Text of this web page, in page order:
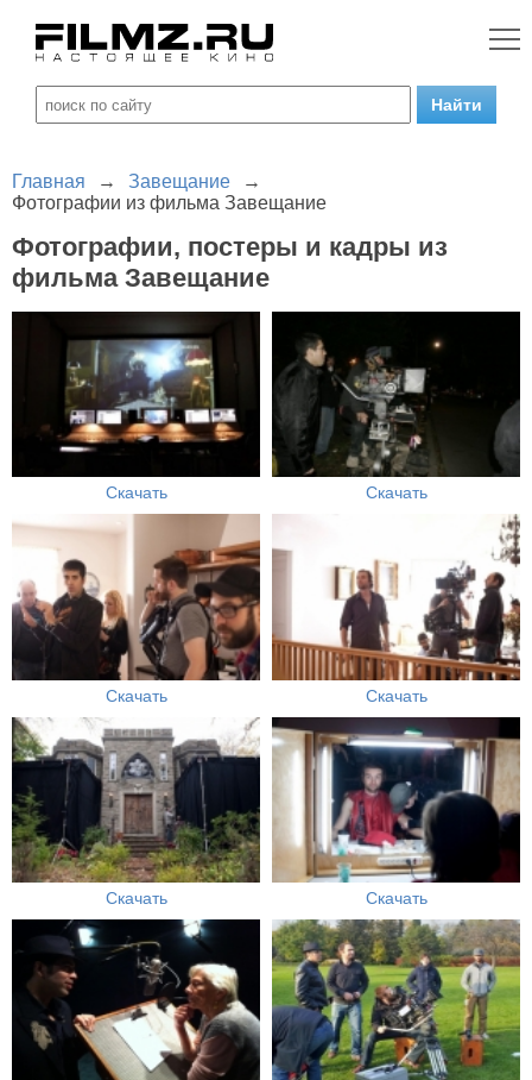
Главная → Завещание
→
Фотографии из фильма Завещание
Фотографии, постеры и кадры из
фильма Завещание
Скачать Скачать
Скачать Скачать
Скачать Скачать